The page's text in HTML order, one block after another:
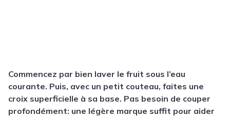
Commencez par bien laver le fruit sous l’eau
courante. Puis, avec un petit couteau, faites une
croix superficielle à sa base. Pas besoin de couper
profondément: une légère marque suffit pour aider